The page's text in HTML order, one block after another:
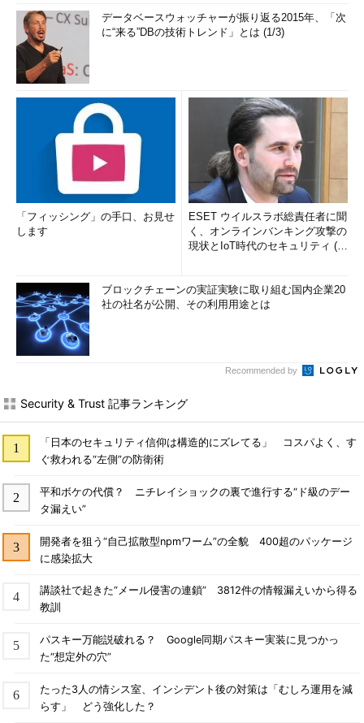
データベースウォッチャーが振り返る2015年、「次
に“来る”DBの技術トレンド」とは (1/3)
「フィッシング」の手口、お見せ
します
ESET ウイルスラボ総責任者に聞
く、オンラインバンキング攻撃の
現状とIoT時代のセキュリティ (1/
ブロックチェーンの実証実験に取り組む国内企業20
社の社名が公開、その利用用途とは
Recommended by
Security & Trust 記事ランキング
「日本のセキュリティ信仰は構造的にズレてる」 コスパよく、す
ぐ救われる“左側”の防衛術
平和ボケの代償？ ニチレイショックの裏で進行する“ド級のデー
タ漏えい”
開発者を狙う“自己拡散型npmワーム”の全貌 400超のパッケージ
に感染拡大
講談社で起きた“メール侵害の連鎖” 3812件の情報漏えいから得る
教訓
パスキー万能説破れる？ Google同期パスキー実装に見つかっ
た“想定外の穴”
たった3人の情シス室、インシデント後の対策は「むしろ運用を減
らす」 どう強化した？